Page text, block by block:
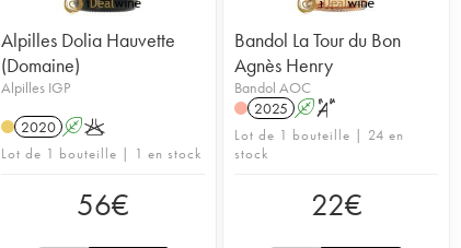
Alpilles Dolia Hauvette
(Domaine)
Alpilles IGP
2020 AK
Lot de 1 bouteille | 1 en stock
56€
Bandol La Tour du Bon
Agnès Henry
Bandol AOC
2025 A S
Lot de 1 bouteille | 24 en
stock
22€